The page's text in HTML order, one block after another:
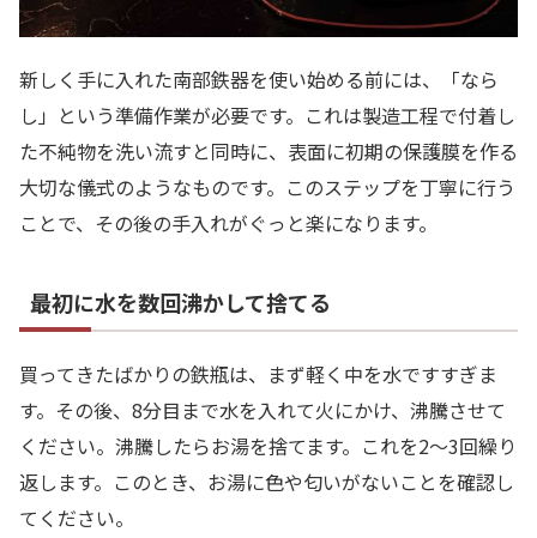
新しく手に入れた南部鉄器を使い始める前には、「なら
し」という準備作業が必要です。これは製造工程で付着し
た不純物を洗い流すと同時に、表面に初期の保護膜を作る
大切な儀式のようなものです。このステップを丁寧に行う
ことで、その後の手入れがぐっと楽になります。
最初に水を数回沸かして捨てる
買ってきたばかりの鉄瓶は、まず軽く中を水ですすぎま
す。その後、8分目まで水を入れて火にかけ、沸騰させて
ください。沸騰したらお湯を捨てます。これを2〜3回繰り
返します。このとき、お湯に色や匂いがないことを確認し
てください。